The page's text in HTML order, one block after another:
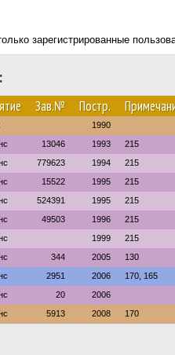
зарегистрированные
Зав.№ Постр.
1990
13046 1993 215
779623 1994 215
15522 1995 215
524391 1995 215
49503 1996 215
1999 215
344 2005 130
2951 2006 170, 165
20 2006
5913 2008 170